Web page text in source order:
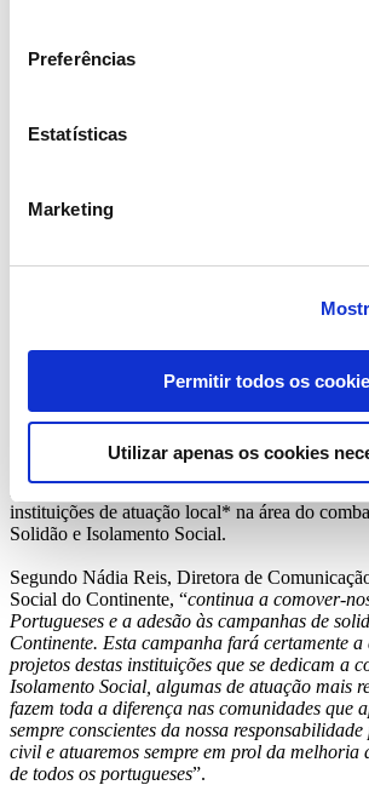
Preferências
Estatísticas
Marketing
Permitir todos os
Utilizar apenas os cookies
Até 6 de janeiro de 2022, a campanhaLuzes
Dia, Continente Online e Meu Super, de norte
através da venda de vales de 1€. O valor
integralmente para financiar projetos de
nacional - SOS Voz Amiga e Cruz Vermelha
instituições de atuação local* na área do
Solidão e Isolamento Social.
Segundo Nádia Reis, Diretora de
Social do Continente, “continua a comover-
Portugueses e a adesão às campanhas de
Continente. Esta campanha fará certamente a
projetos destas instituições que se dedicam a
Isolamento Social, algumas de atuação mais
fazem toda a diferença nas comunidades que
sempre conscientes da nossa
civil e atuaremos sempre em prol da melhoria
de todos os portugueses”.